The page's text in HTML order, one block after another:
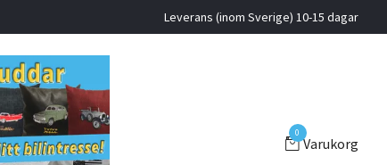
Leverans (inom Sverige) 10-15 dagar
0
Varukorg